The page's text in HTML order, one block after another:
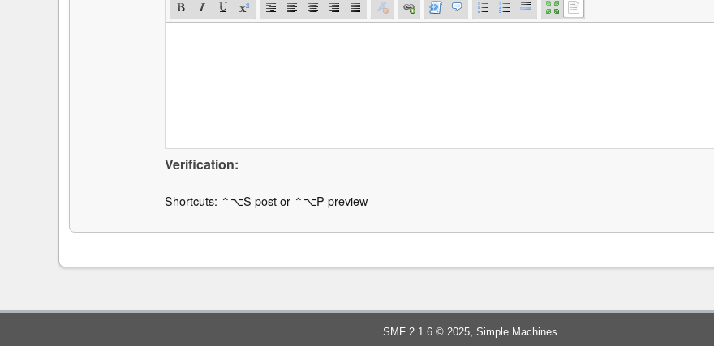
Verification:
Shortcuts: ⌃⌥S post or ⌃⌥P preview
SMF 2.1.6 © 2025, Simple Machines